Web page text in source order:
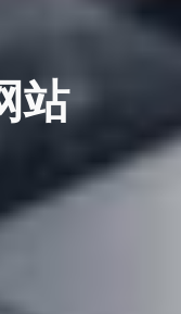
站